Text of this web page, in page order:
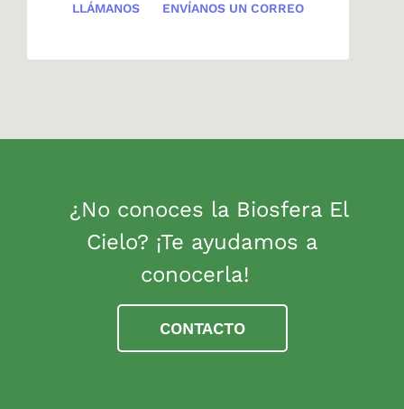
LLÁMANOS ENVÍANOS UN CORREO
¿No conoces la Biosfera El
Cielo? ¡Te ayudamos a
conocerla!
CONTACTO